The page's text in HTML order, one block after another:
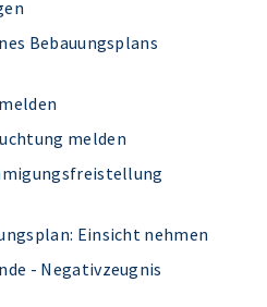
Bebauungsplans
melden
Einsicht nehmen
- Negativzeugnis